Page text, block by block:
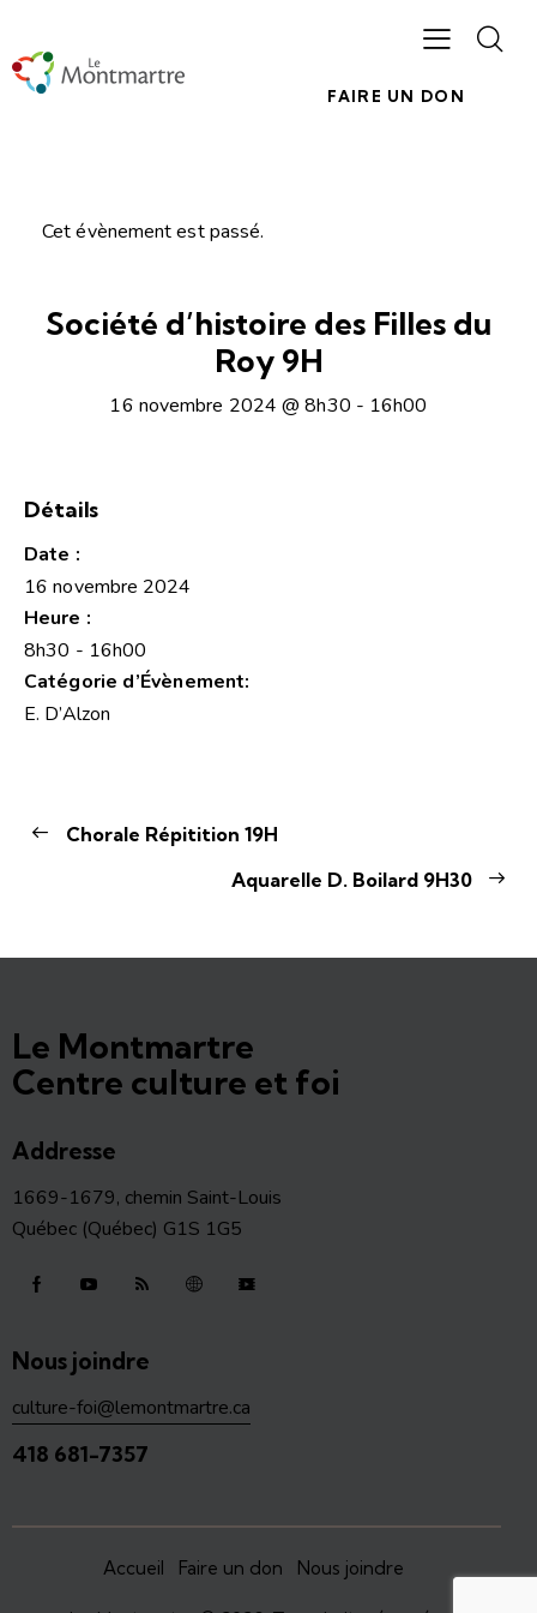
FAIRE UN DON
Cet évènement est passé.
Société d’histoire des Filles du
Roy 9H
16 novembre 2024 @ 8h30 - 16h00
Détails
Date :
16 novembre 2024
Heure :
8h30 - 16h00
Catégorie d’Évènement:
E. D’Alzon
Chorale Répitition 19H
Aquarelle D. Boilard 9H30
Le Montmartre
Centre culture et foi
Addresse
1669-1679, chemin Saint-Louis
Québec (Québec) G1S 1G5
Nous joindre
culture-foi@lemontmartre.ca
418 681-7357
Accueil Faire un don Nous joindre